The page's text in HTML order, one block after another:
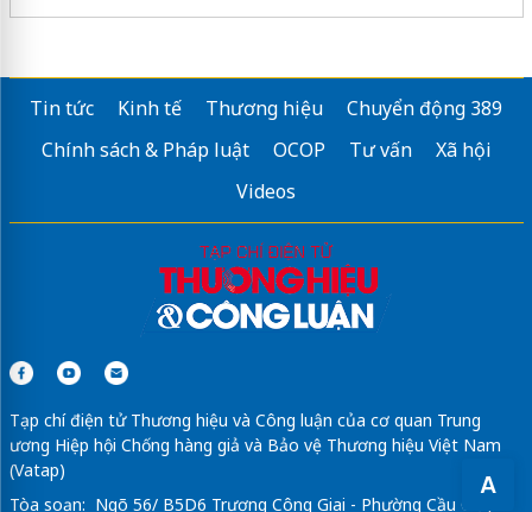
A
Tin tức Kinh tế Thương hiệu
Chuyển động 389
Chính sách & Pháp luật
OCOP Tư vấn
Xã hội
Videos
Tạp chí điện tử Thương hiệu và Công luận của cơ quan Trung
ương Hiệp hội Chống hàng giả và Bảo vệ Thương hiệu Việt Nam
(Vatap)
Tòa soạn: Ngõ 56/ B5D6 Trương Công Giai - Phường Cầu Giấy -